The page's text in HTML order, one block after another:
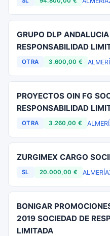
GRUPO DLP
RESPONSABILIDAD
OTRA 3.600,00 €
PROYECTOS OIN FG
RESPONSABILIDAD
OTRA 3.260,00 €
ZURGIMEX CARGO
SL 20.000,00 € ALMERÍA
BONIGAR
2019 SOCIEDAD DE
LIMITADA